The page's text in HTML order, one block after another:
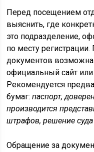
Перед посещением
выяснить, где
это подразделение,
по месту
документов
официальный сайт
Рекомендуется
бумаг:паспорт,
производится
штрафов, решение суда
Обращение за